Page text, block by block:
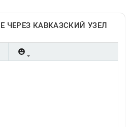
ЧЕРЕЗ КАВКАЗСКИЙ УЗЕЛ